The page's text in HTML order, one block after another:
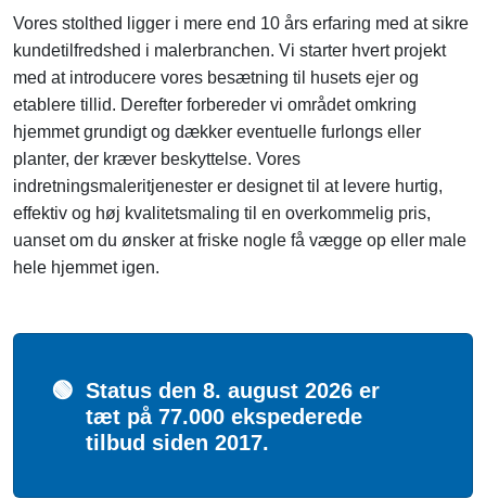
Vores stolthed ligger i mere end 10 års erfaring med at sikre
kundetilfredshed i malerbranchen. Vi starter hvert projekt
med at introducere vores besætning til husets ejer og
etablere tillid. Derefter forbereder vi området omkring
hjemmet grundigt og dækker eventuelle furlongs eller
planter, der kræver beskyttelse. Vores
indretningsmaleritjenester er designet til at levere hurtig,
effektiv og høj kvalitetsmaling til en overkommelig pris,
uanset om du ønsker at friske nogle få vægge op eller male
hele hjemmet igen.
🟢 Status den 8. august 2026 er
tæt på 77.000 ekspederede
tilbud siden 2017.